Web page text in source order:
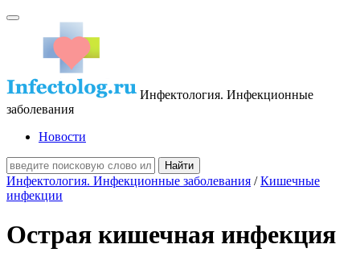
Инфектология. Инфекционные
заболевания
Новости
Инфектология. Инфекционные заболевания /Кишечные
инфекции
Острая кишечная инфекция